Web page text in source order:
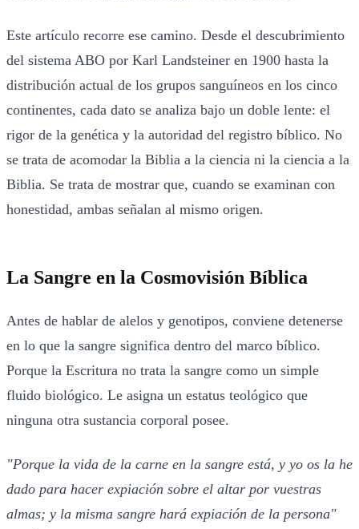
Este artículo recorre ese camino. Desde el descubrimiento
del sistema ABO por Karl Landsteiner en 1900 hasta la
distribución actual de los grupos sanguíneos en los cinco
continentes, cada dato se analiza bajo un doble lente: el
rigor de la genética y la autoridad del registro bíblico. No
se trata de acomodar la Biblia a la ciencia ni la ciencia a la
Biblia. Se trata de mostrar que, cuando se examinan con
honestidad, ambas señalan al mismo origen.
La Sangre en la Cosmovisión Bíblica
Antes de hablar de alelos y genotipos, conviene detenerse
en lo que la sangre significa dentro del marco bíblico.
Porque la Escritura no trata la sangre como un simple
fluido biológico. Le asigna un estatus teológico que
ninguna otra sustancia corporal posee.
"Porque la vida de la carne en la sangre está, y yo os la he
dado para hacer expiación sobre el altar por vuestras
almas; y la misma sangre hará expiación de la persona"